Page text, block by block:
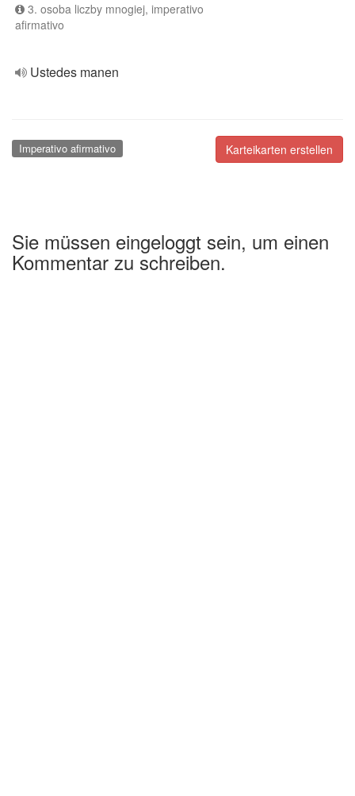
3. osoba liczby mnogiej, imperativo
afirmativo
Ustedes manen
Karteikarten erstellen
Imperativo afirmativo
Sie müssen eingeloggt sein, um einen
Kommentar zu schreiben.